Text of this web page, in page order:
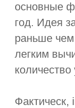
основные
год. Идея
раньше чем
легким